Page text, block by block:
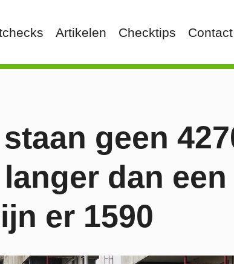
Artikelen Checktips Contact
geen
dan een
er 1590